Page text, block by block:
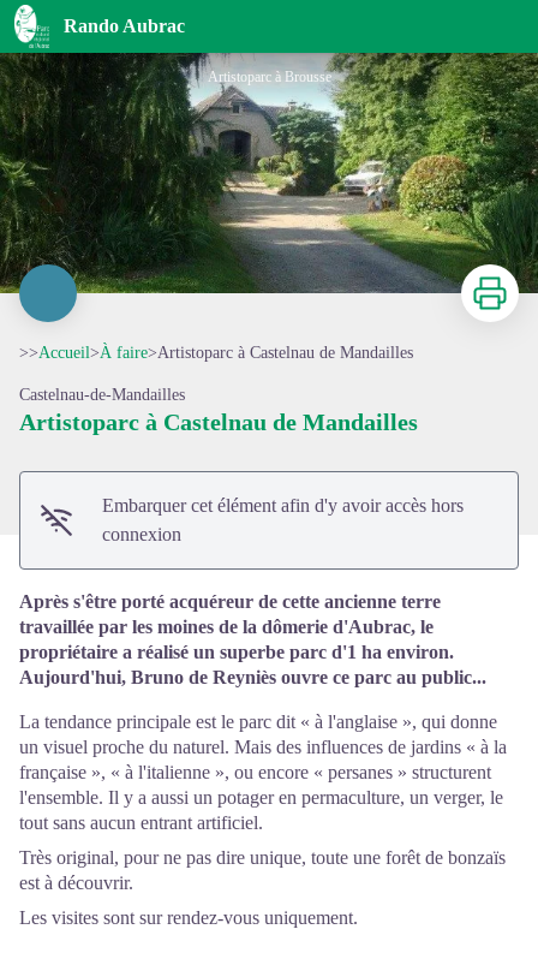
Rando Aubrac
Artistoparc à Castelnau de Mandailles
Artistoparc à Brousse
Voir l'image en plein écran
Imprimer
>>Accueil>À faire>Artistoparc à Castelnau de Mandailles
Castelnau-de-Mandailles
Artistoparc à Castelnau de Mandailles
Embarquer cet élément afin d'y avoir accès hors
connexion
Après s'être porté acquéreur de cette ancienne terre
travaillée par les moines de la dômerie d'Aubrac, le
propriétaire a réalisé un superbe parc d'1 ha environ.
Aujourd'hui, Bruno de Reyniès ouvre ce parc au public...
La tendance principale est le parc dit « à l'anglaise », qui donne
un visuel proche du naturel. Mais des influences de jardins « à la
française », « à l'italienne », ou encore « persanes » structurent
l'ensemble. Il y a aussi un potager en permaculture, un verger, le
tout sans aucun entrant artificiel.
Très original, pour ne pas dire unique, toute une forêt de bonzaïs
est à découvrir.
Les visites sont sur rendez-vous uniquement.